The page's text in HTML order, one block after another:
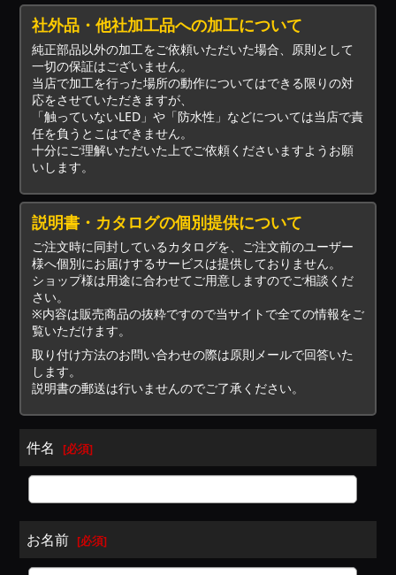
社外品・他社加工品への加工について
純正部品以外の加工をご依頼いただいた場合、原則として
一切の保証はございません。
当店で加工を行った場所の動作についてはできる限りの対
応をさせていただきますが、
「触っていないLED」や「防水性」などについては当店で責
任を負うとこはできません。
十分にご理解いただいた上でご依頼くださいますようお願
いします。
説明書・カタログの個別提供について
ご注文時に同封しているカタログを、ご注文前のユーザー
様へ個別にお届けするサービスは提供しておりません。
ショップ様は用途に合わせてご用意しますのでご相談くだ
さい。
※内容は販売商品の抜粋ですので当サイトで全ての情報をご
覧いただけます。
取り付け方法のお問い合わせの際は原則メールで回答いた
します。
説明書の郵送は行いませんのでご了承ください。
件名 [必須]
お名前 [必須]